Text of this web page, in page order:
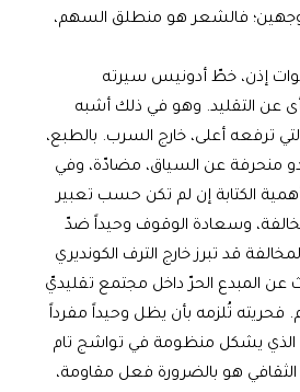
فالشعر هو منطلق السهم،
إذن، خطّ أدونيس سيرته
عن التقليد. وهو في ذلك أشبه
ترفعه أعلى، خارج السرب. بالطبع،
منحرفة عن السياق، مضادّة، وفي
الكتابة إن لم تكن حسب تعبير
وسعادة الوقوف وحيداً ضدّ
قد تبرز خارج الترف الكونديري
عن المبدع الحرّ داخل مجتمع تقليديّ
فحريته تُلزمه بأن يظل وحيداً مفرداً
الذي يشكل منظومة في تواشج تام
هو بالضرورة فعل مقاومة،